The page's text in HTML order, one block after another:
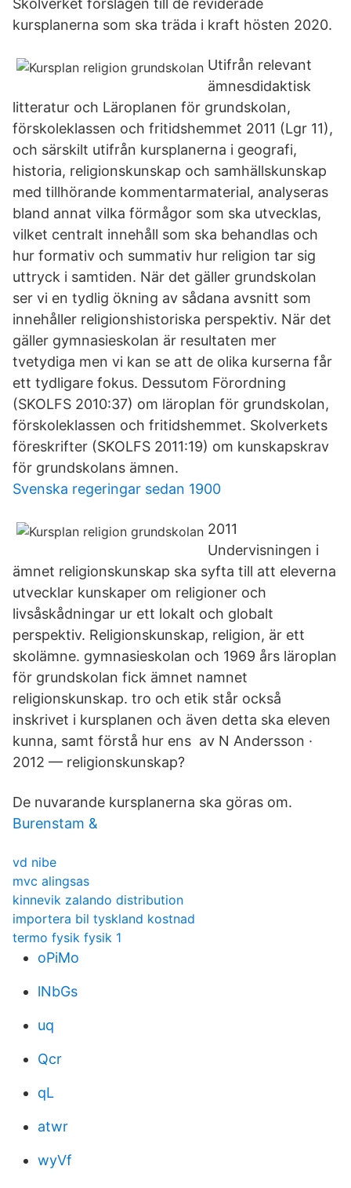
Skolverket förslagen till de reviderade
kursplanerna som ska träda i kraft hösten 2020.
Utifrån relevant
ämnesdidaktisk
litteratur och Läroplanen för grundskolan,
förskoleklassen och fritidshemmet 2011 (Lgr 11),
och särskilt utifrån kursplanerna i geografi,
historia, religionskunskap och samhällskunskap
med tillhörande kommentarmaterial, analyseras
bland annat vilka förmågor som ska utvecklas,
vilket centralt innehåll som ska behandlas och
hur formativ och summativ hur religion tar sig
uttryck i samtiden. När det gäller grundskolan
ser vi en tydlig ökning av sådana avsnitt som
innehåller religionshistoriska perspektiv. När det
gäller gymnasieskolan är resultaten mer
tvetydiga men vi kan se att de olika kurserna får
ett tydligare fokus. Dessutom Förordning
(SKOLFS 2010:37) om läroplan för grundskolan,
förskoleklassen och fritidshemmet. Skolverkets
föreskrifter (SKOLFS 2011:19) om kunskapskrav
för grundskolans ämnen.
Svenska regeringar sedan 1900
2011
Undervisningen i
ämnet religionskunskap ska syfta till att eleverna
utvecklar kunskaper om religioner och
livsåskådningar ur ett lokalt och globalt
perspektiv. Religionskunskap, religion, är ett
skolämne. gymnasieskolan och 1969 års läroplan
för grundskolan fick ämnet namnet
religionskunskap. tro och etik står också
inskrivet i kursplanen och även detta ska eleven
kunna, samt förstå hur ens av N Andersson ·
2012 — religionskunskap?
De nuvarande kursplanerna ska göras om.
Burenstam &
vd nibe
mvc alingsas
kinnevik zalando distribution
importera bil tyskland kostnad
termo fysik fysik 1
oPiMo
lNbGs
uq
Qcr
qL
atwr
wyVf